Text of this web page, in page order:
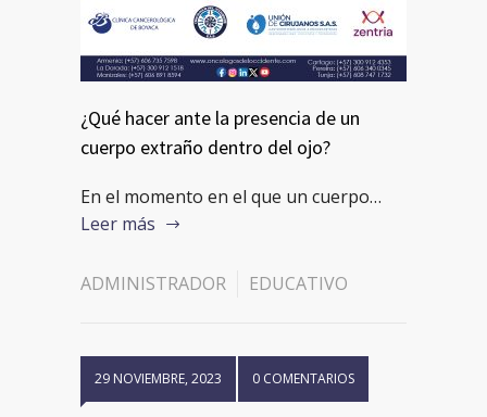
¿Qué hacer ante la presencia de un
cuerpo extraño dentro del ojo?
En el momento en el que un cuerpo…
Leer más
ADMINISTRADOR EDUCATIVO
29 NOVIEMBRE, 2023 0 COMENTARIOS